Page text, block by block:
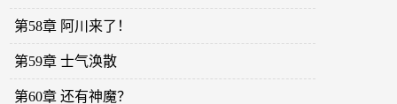
第58章 阿川来了！
第59章 士气涣散
第60章 还有神魔？